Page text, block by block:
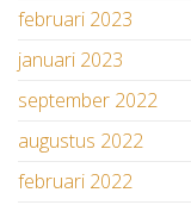
februari 2023
januari 2023
september 2022
augustus 2022
februari 2022